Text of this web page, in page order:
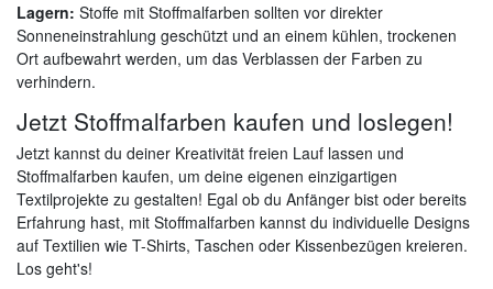
Lagern: Stoffe mit Stoffmalfarben sollten vor direkter
Sonneneinstrahlung geschützt und an einem kühlen, trockenen
Ort aufbewahrt werden, um das Verblassen der Farben zu
verhindern.
Jetzt Stoffmalfarben kaufen und loslegen!
Jetzt kannst du deiner Kreativität freien Lauf lassen und
Stoffmalfarben kaufen, um deine eigenen einzigartigen
Textilprojekte zu gestalten! Egal ob du Anfänger bist oder bereits
Erfahrung hast, mit Stoffmalfarben kannst du individuelle Designs
auf Textilien wie T-Shirts, Taschen oder Kissenbezügen kreieren.
Los geht's!